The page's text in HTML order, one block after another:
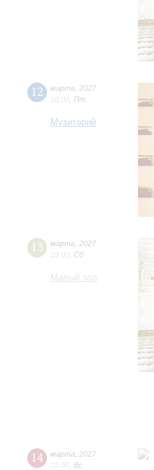
12 марта
2027
18:00 Пт
Музиторий
13 марта
2027
19:00 Сб
Малый зал
14 марта
2027
15:00 Вс